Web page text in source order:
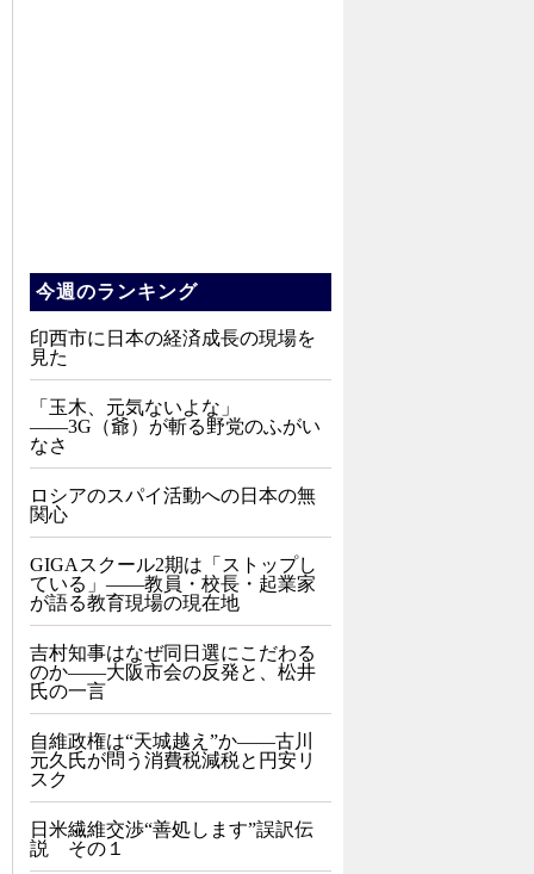
今週のランキング
印西市に日本の経済成長の現場を
見た
「玉木、元気ないよな」
――3G（爺）が斬る野党のふがい
なさ
ロシアのスパイ活動への日本の無
関心
GIGAスクール2期は「ストップし
ている」——教員・校長・起業家
が語る教育現場の現在地
吉村知事はなぜ同日選にこだわる
のか――大阪市会の反発と、松井
氏の一言
自維政権は“天城越え”か――古川
元久氏が問う消費税減税と円安リ
スク
日米繊維交渉“善処します”誤訳伝
説 その１